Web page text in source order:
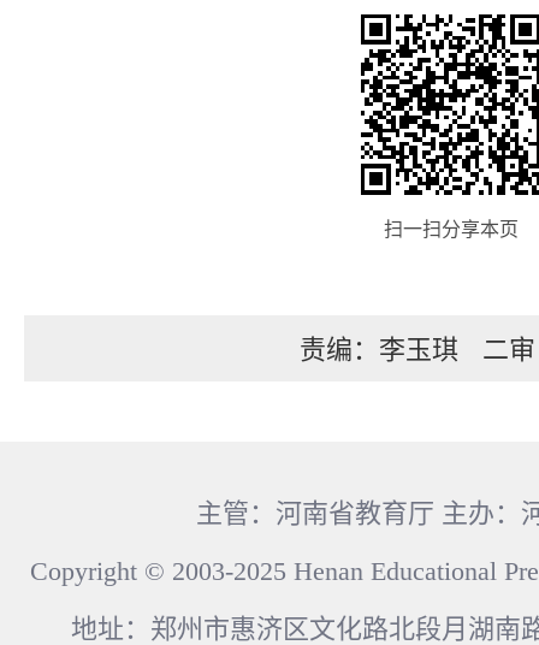
扫一扫分享本页
责编：李玉琪 二
主管：河南省教育厅 主办：
Copyright © 2003-2025 Henan Educational
地址：郑州市惠济区文化路北段月湖南